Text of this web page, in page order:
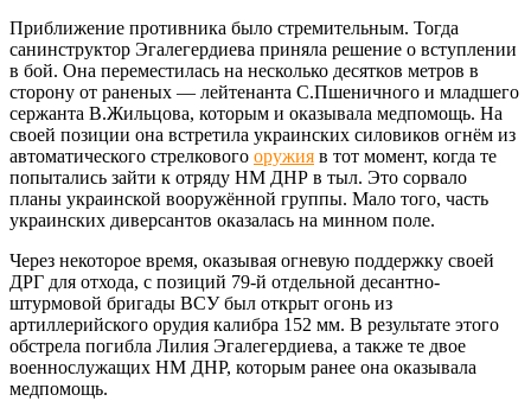
Приближение противника было стремительным. Тогда
санинструктор Эгалегердиева приняла решение о вступлении
в бой. Она переместилась на несколько десятков метров в
сторону от раненых — лейтенанта С.Пшеничного и младшего
сержанта В.Жильцова, которым и оказывала медпомощь. На
своей позиции она встретила украинских силовиков огнём из
автоматического стрелкового оружия в тот момент, когда те
попытались зайти к отряду НМ ДНР в тыл. Это сорвало
планы украинской вооружённой группы. Мало того, часть
украинских диверсантов оказалась на минном поле.
Через некоторое время, оказывая огневую поддержку своей
ДРГ для отхода, с позиций 79-й отдельной десантно-
штурмовой бригады ВСУ был открыт огонь из
артиллерийского орудия калибра 152 мм. В результате этого
обстрела погибла Лилия Эгалегердиева, а также те двое
военнослужащих НМ ДНР, которым ранее она оказывала
медпомощь.